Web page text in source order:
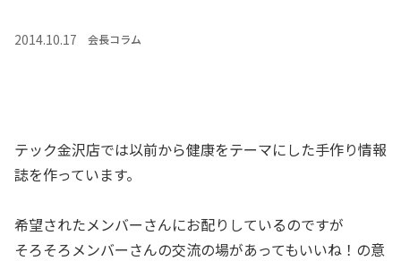
2014.10.17 会長コラム
テック金沢店では以前から健康をテーマにした手作り情報
誌を作っています。
希望されたメンバーさんにお配りしているのですが
そろそろメンバーさんの交流の場があってもいいね！の意